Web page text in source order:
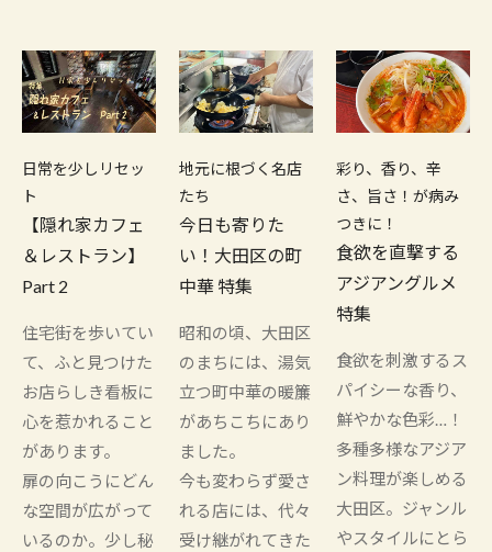
日常を少しリセッ
ト
【隠れ家カフェ
＆レストラン】
Part 2
住宅街を歩いてい
て、ふと見つけた
お店らしき看板に
心を惹かれること
があります。
扉の向こうにどん
な空間が広がって
いるのか。少し秘
地元に根づく名店
たち
今日も寄りた
い！大田区の町
中華 特集
昭和の頃、大田区
のまちには、湯気
立つ町中華の暖簾
があちこちにあり
ました。
今も変わらず愛さ
れる店には、代々
受け継がれてきた
彩り、香り、辛
さ、旨さ！が病み
つきに！
食欲を直撃する
アジアングルメ
特集
食欲を刺激するス
パイシーな香り、
鮮やかな色彩…！
多種多様なアジア
ン料理が楽しめる
大田区。ジャンル
やスタイルにとら